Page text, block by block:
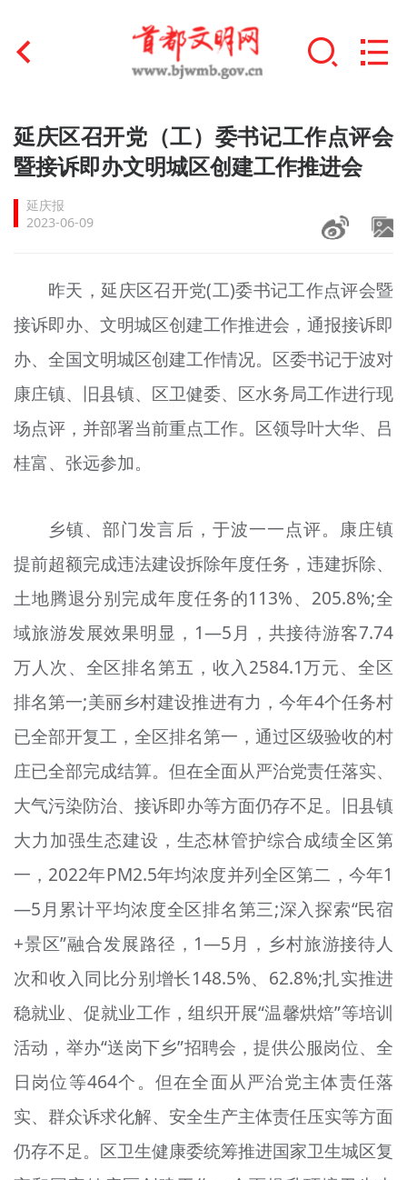
首页
文明创建
文明实践
未成年人思想道德建设
榜样人物
+
身边好人
文明评论
北京宣传文化引导基金
宣传思想文化人才
专题
资料库
+
延庆区召开党（工）委书记工作点评会
暨接诉即办文明城区创建工作推进会
延庆报
2023-06-09
昨天，延庆区召开党(工)委书记工作点评会暨
接诉即办、文明城区创建工作推进会，通报接诉即
办、全国文明城区创建工作情况。区委书记于波对
康庄镇、旧县镇、区卫健委、区水务局工作进行现
场点评，并部署当前重点工作。区领导叶大华、吕
桂富、张远参加。
乡镇、部门发言后，于波一一点评。康庄镇
提前超额完成违法建设拆除年度任务，违建拆除、
土地腾退分别完成年度任务的113%、205.8%;全
域旅游发展效果明显，1—5月，共接待游客7.74
万人次、全区排名第五，收入2584.1万元、全区
排名第一;美丽乡村建设推进有力，今年4个任务村
已全部开复工，全区排名第一，通过区级验收的村
庄已全部完成结算。但在全面从严治党责任落实、
大气污染防治、接诉即办等方面仍存不足。旧县镇
大力加强生态建设，生态林管护综合成绩全区第
一，2022年PM2.5年均浓度并列全区第二，今年1
—5月累计平均浓度全区排名第三;深入探索“民宿
+景区”融合发展路径，1—5月，乡村旅游接待人
次和收入同比分别增长148.5%、62.8%;扎实推进
稳就业、促就业工作，组织开展“温馨烘焙”等培训
活动，举办“送岗下乡”招聘会，提供公服岗位、全
日岗位等464个。但在全面从严治党主体责任落
实、群众诉求化解、安全生产主体责任压实等方面
仍存不足。区卫生健康委统筹推进国家卫生城区复